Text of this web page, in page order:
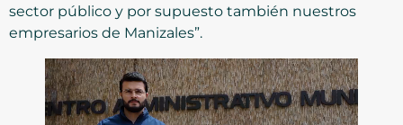
sector público y por supuesto también nuestros
empresarios de Manizales”.